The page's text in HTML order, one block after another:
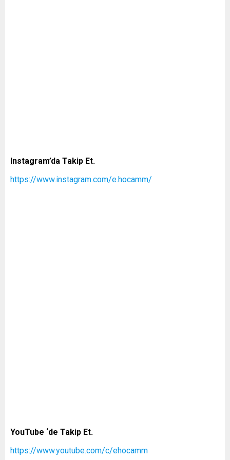
Instagram’da Takip Et.
https://www.instagram.com/e.hocamm/
YouTube ‘de Takip Et.
https://www.youtube.com/c/ehocamm